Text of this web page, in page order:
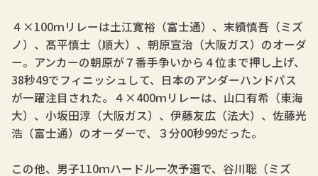
４×100ｍリレーは土江寛裕（富士通）、末續慎吾（ミズ
ノ）、髙平慎士（順大）、朝原宣治（大阪ガス）のオーダ
ー。アンカーの朝原が７番手争いから４位まで押し上げ、
38秒49でフィニッシュして、日本のアンダーハンドパス
が一躍注目された。４×400ｍリレーは、山口有希（東海
大）、小坂田淳（大阪ガス）、伊藤友広（法大）、佐藤光
浩（富士通）のオーダーで、３分00秒99だった。
この他、男子110ｍハードル一次予選で、谷川聡（ミズ